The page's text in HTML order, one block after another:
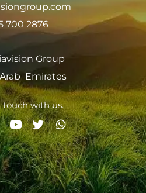
700 2876
Group
Emirates
touch with us.